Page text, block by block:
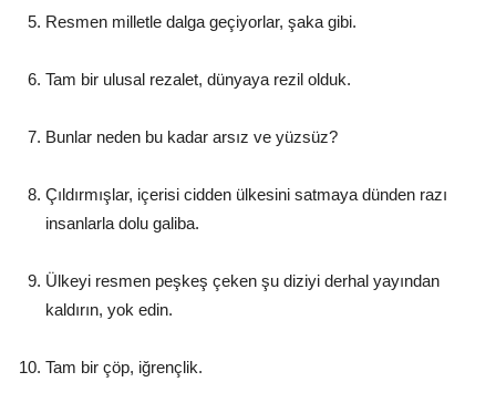
Resmen milletle dalga geçiyorlar, şaka gibi.
Tam bir ulusal rezalet, dünyaya rezil olduk.
Bunlar neden bu kadar arsız ve yüzsüz?
Çıldırmışlar, içerisi cidden ülkesini satmaya dünden razı
insanlarla dolu galiba.
Ülkeyi resmen peşkeş çeken şu diziyi derhal yayından
kaldırın, yok edin.
Tam bir çöp, iğrençlik.